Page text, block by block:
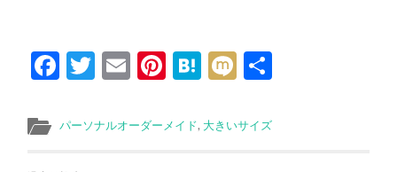
Facebook
Twitter
EmailPinterest
Hatena
Mixi
パーソナルオーダーメイド, 大きいサイズ